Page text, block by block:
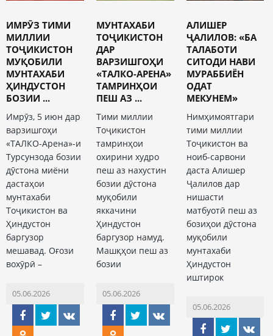
ИМРӮЗ ТИМИ
МИЛЛИИ
ТОҶИКИСТОН
МУҚОБИЛИ
МУНТАХАБИ
ҲИНДУСТОН
БОЗИИ ...
Имрӯз, 5 июн дар
варзишгоҳи
«ТАЛКО-Арена»-и
Турсунзода бозии
дӯстона миёни
дастаҳои
мунтахаби
Тоҷикистон ва
Ҳиндустон
баргузор
мешавад. Оғози
вохӯрӣ –
05.06.2026
МУНТАХАБИ
ТОҶИКИСТОН
ДАР
ВАРЗИШГОҲИ
«ТАЛКО-АРЕНА»
ТАМРИНҲОИ
ПЕШ АЗ ...
Тими миллии
Тоҷикистон
тамринҳои
охирини худро
пеш аз нахустин
бозии дӯстона
муқобили
яккачини
Ҳиндустон
баргузор намуд.
Машқҳои пеш аз
бозии
05.06.2026
АЛИШЕР
ҶАЛИЛОВ: «БА
ТАЛАБОТИ
СИТОДИ НАВИ
МУРАББИЁН
ОДАТ
МЕКУНЕМ»
Нимҳимоятгари
тими миллии
Тоҷикистон ва
ноиб-сарвони
даста Алишер
Ҷалилов дар
нишасти
матбуотӣ пеш аз
бозиҳои дӯстона
муқобили
мунтахаби
Ҳиндустон
иштирок
05.06.2026